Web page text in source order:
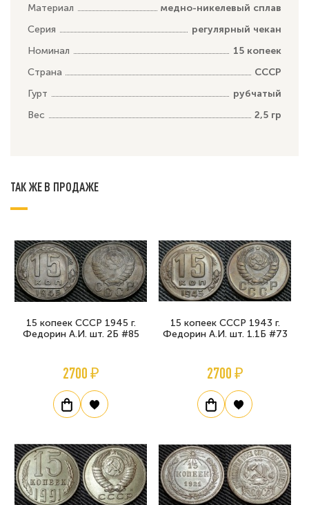
Материал
медно-никелевый сплав
Серия
регулярный чекан
Номинал
15 копеек
Страна
СССР
Гурт
рубчатый
Вес
2,5 гр
ТАК ЖЕ В ПРОДАЖЕ
15 копеек СССР 1945 г.
Федорин А.И. шт. 2Б #85
2700 ₽
15 копеек СССР 1943 г.
Федорин А.И. шт. 1.1Б #73
2700 ₽